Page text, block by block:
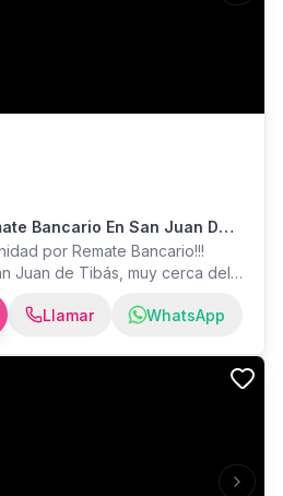
Bancario En San Juan De
por Remate Bancario!!!
Juan de Tibás, muy cerca del
Aymá, con muchas
para inversión por su
Terreno de 4,750.07 m2
y Servicio Con el fin: Obra Civil
m calle cantonal Cobertura 75%
Llamar WhatsApp
Next